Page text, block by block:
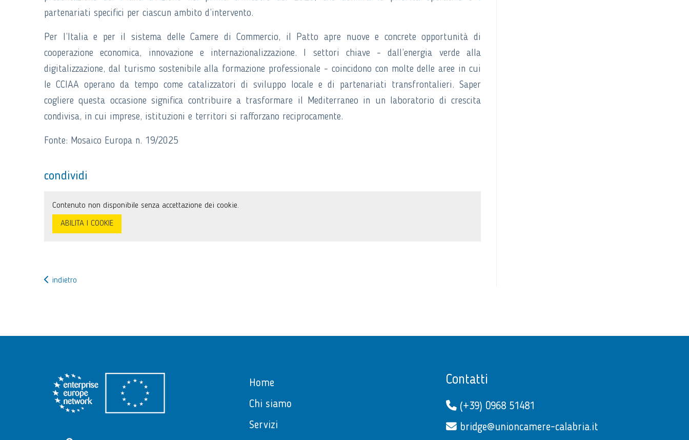
partenariati specifici per ciascun ambito d’intervento.
Per l’Italia e per il sistema delle Camere di Commercio, il Patto apre nuove e concrete opportunità di
cooperazione economica, innovazione e internazionalizzazione. I settori chiave - dall’energia verde alla
digitalizzazione, dal turismo sostenibile alla formazione professionale - coincidono con molte delle aree in cui
le CCIAA operano da tempo come catalizzatori di sviluppo locale e di partenariati transfrontalieri. Saper
cogliere questa occasione significa contribuire a trasformare il Mediterraneo in un laboratorio di crescita
condivisa, in cui imprese, istituzioni e territori si rafforzano reciprocamente.
Fonte: Mosaico Europa n. 19/2025
condividi
Contenuto non disponibile senza accettazione dei cookie.
ABILITA I COOKIE
indietro
Home
Chi siamo
Servizi
Contatti
(+39) 0968 51481
bridge@unioncamere-calabria.it